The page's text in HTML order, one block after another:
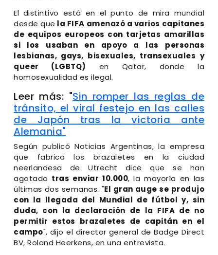
El distintivo está en el punto de mira mundial
desde que la FIFA amenazó a varios capitanes
de equipos europeos con tarjetas amarillas
si los usaban en apoyo a las personas
lesbianas, gays, bisexuales, transexuales y
queer (LGBTQ) en Qatar, donde la
homosexualidad es ilegal.
Leer más: "Sin romper las reglas de
tránsito, el viral festejo en las calles
de Japón tras la victoria ante
Alemania"
Según publicó Noticias Argentinas, la empresa
que fabrica los brazaletes en la ciudad
neerlandesa de Utrecht dice que se han
agotado tras enviar 10.000, la mayoría en las
últimas dos semanas. "El gran auge se produjo
con la llegada del Mundial de fútbol y, sin
duda, con la declaración de la FIFA de no
permitir estos brazaletes de capitán en el
campo", dijo el director general de Badge Direct
BV, Roland Heerkens, en una entrevista.